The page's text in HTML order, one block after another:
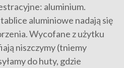
aluminium.
aluminiowe nadają się
Wycofane z użytku
niszczymy (tniemy
do huty, gdzie